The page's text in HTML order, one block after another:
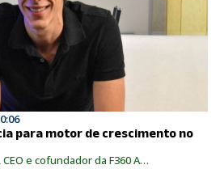
para motor de crescimento no
e cofundador da F360 A…